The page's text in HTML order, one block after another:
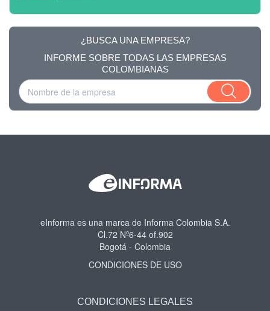
¿BUSCA UNA EMPRESA?
INFORME SOBRE TODAS LAS EMPRESAS
COLOMBIANAS
eInforma es una marca de Informa Colombia S.A.
Cl.72 Nº6-44 of.902
Bogotá - Colombia
CONDICIONES DE USO
CONDICIONES LEGALES